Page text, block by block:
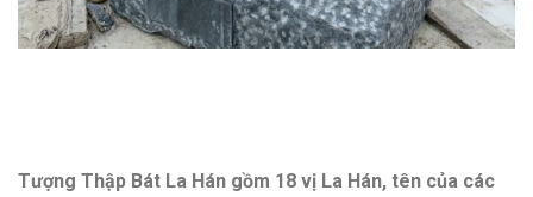
Tượng Thập Bát La Hán gồm 18 vị La Hán, tên của các